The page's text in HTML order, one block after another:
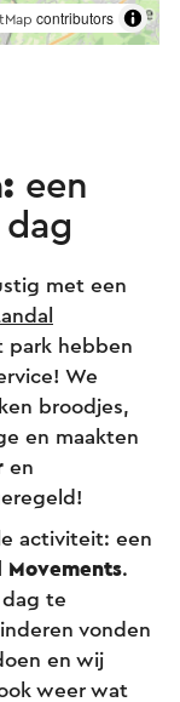
contributors
een
met een
park hebben
We
broodjes,
en maakten
en
activiteit: een
Movements.
te
vonden
en wij
weer wat